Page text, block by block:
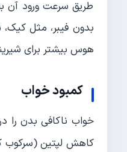
طریق سرعت ورود آن
بدون فیبر، مثل
هوس بیشتر برای
کمبود خواب
خواب ناکافی بدن را
کاهش لپتین (سرکوب